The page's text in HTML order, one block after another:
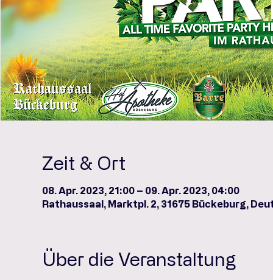
Zeit & Ort
08. Apr. 2023, 21:00 – 09. Apr. 2023, 04:00
Rathaussaal, Marktpl. 2, 31675 Bückeburg,
Über die Veranstaltung